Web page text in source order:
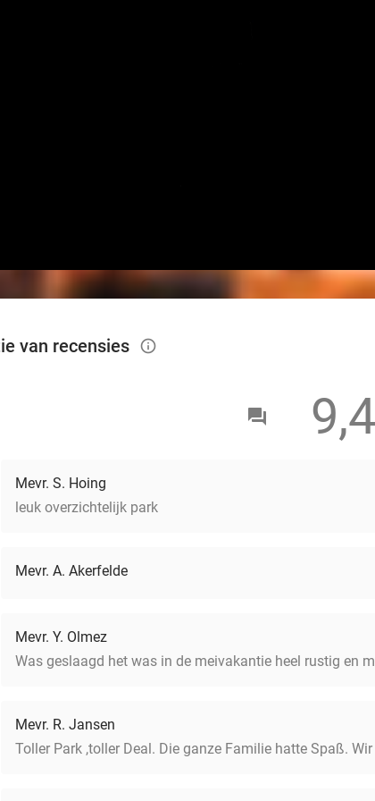
van recensies info_outlined
9,4
Mevr. S. Hoing
leuk overzichtelijk park
Mevr. A. Akerfelde
Mevr. Y. Olmez
Was geslaagd het was in de meivakantie heel rustig en
Mevr. R. Jansen
Toller Park ,toller Deal. Die ganze Familie hatte Spaß.